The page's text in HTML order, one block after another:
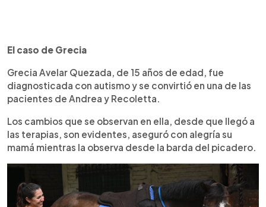
El caso de Grecia
Grecia Avelar Quezada, de 15 años de edad, fue
diagnosticada con autismo y se convirtió en una de las
pacientes de Andrea y Recoletta.
Los cambios que se observan en ella, desde que llegó a
las terapias, son evidentes, aseguró con alegría su
mamá mientras la observa desde la barda del picadero.